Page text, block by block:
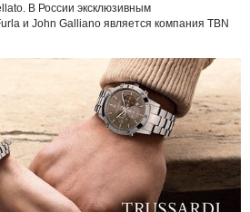
В России эксклюзивным
и John Galliano является компания TBN